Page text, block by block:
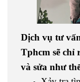
Dịch vụ tư
Tphcm sẽ chỉ
và sửa như